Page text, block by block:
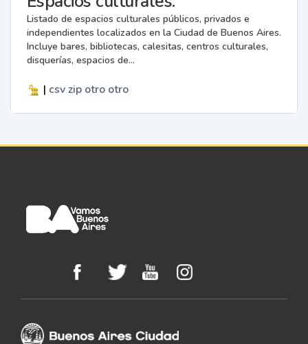
Listado de espacios culturales públicos, privados e
independientes localizados en la Ciudad de Buenos Aires.
Incluye bares, bibliotecas, calesitas, centros culturales,
disquerías, espacios de...
| csv zip otro otro